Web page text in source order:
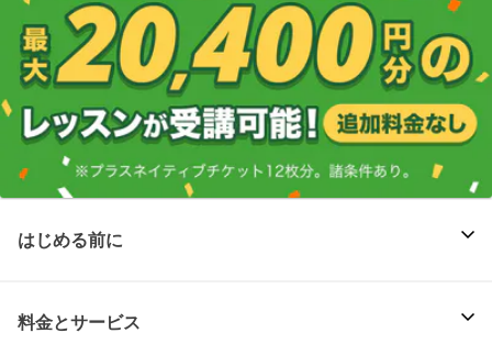
はじめる前に
料金とサービス